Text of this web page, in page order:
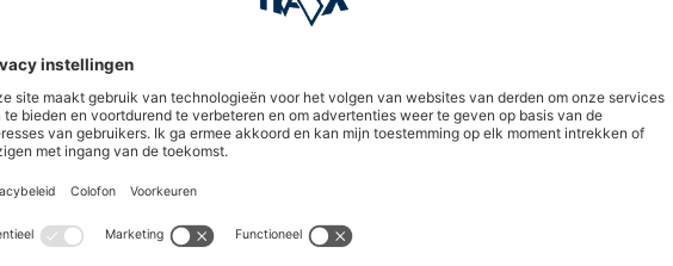
waardering van 5 van 5 sterren
EAGLE Safety 400 | C, GTX,
laag S7S, blauw, CrafTex
inclusief btw, exclusief verzendkosten
BLACK EAGLE Safety 600 | LTR, GTX,
black